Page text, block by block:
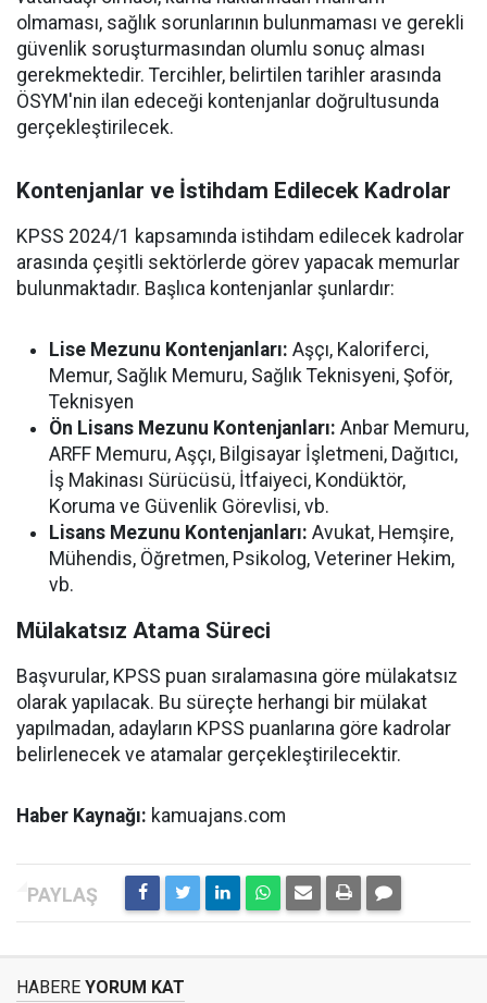
olmaması, sağlık sorunlarının bulunmaması ve gerekli
güvenlik soruşturmasından olumlu sonuç alması
gerekmektedir. Tercihler, belirtilen tarihler arasında
ÖSYM'nin ilan edeceği kontenjanlar doğrultusunda
gerçekleştirilecek.
Kontenjanlar ve İstihdam Edilecek Kadrolar
KPSS 2024/1 kapsamında istihdam edilecek kadrolar
arasında çeşitli sektörlerde görev yapacak memurlar
bulunmaktadır. Başlıca kontenjanlar şunlardır:
Lise Mezunu Kontenjanları: Aşçı, Kaloriferci,
Memur, Sağlık Memuru, Sağlık Teknisyeni, Şoför,
Teknisyen
Ön Lisans Mezunu Kontenjanları: Anbar Memuru,
ARFF Memuru, Aşçı, Bilgisayar İşletmeni, Dağıtıcı,
İş Makinası Sürücüsü, İtfaiyeci, Kondüktör,
Koruma ve Güvenlik Görevlisi, vb.
Lisans Mezunu Kontenjanları: Avukat, Hemşire,
Mühendis, Öğretmen, Psikolog, Veteriner Hekim,
vb.
Mülakatsız Atama Süreci
Başvurular, KPSS puan sıralamasına göre mülakatsız
olarak yapılacak. Bu süreçte herhangi bir mülakat
yapılmadan, adayların KPSS puanlarına göre kadrolar
belirlenecek ve atamalar gerçekleştirilecektir.
Haber Kaynağı: kamuajans.com
HABERE YORUM KAT